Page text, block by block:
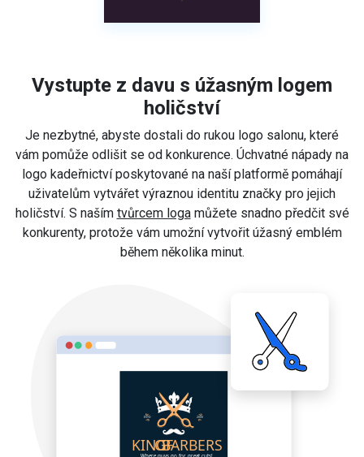
Vystupte z davu s úžasným logem
holičství
Je nezbytné, abyste dostali do rukou logo salonu, které
vám pomůže odlišit se od konkurence. Úchvatné nápady na
logo kadeřnictví poskytované na naší platformě pomáhají
uživatelům vytvářet výraznou identitu značky pro jejich
holičství. S naším tvůrcem logamůžete snadno předčit své
konkurenty, protože vám umožní vytvořit úžasný emblém
během několika minut.